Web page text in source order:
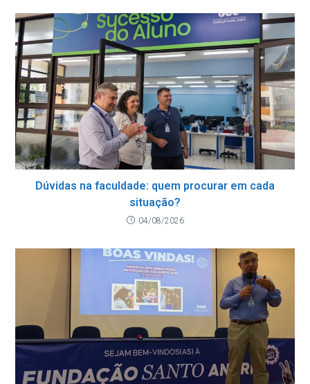
Dúvidas na faculdade: quem procurar em cada
situação?
04/08/2026